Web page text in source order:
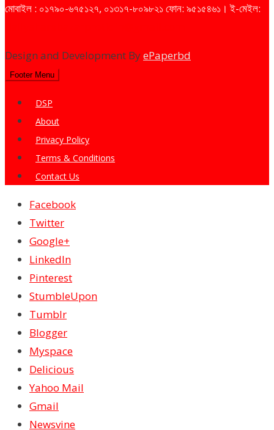
মোবাইল : ০১৭৯০-৬৭৫১২৭, ০১৩১৭-৮০৯৮২১ ফোন: ৯৫১৫৪৬১। ই-মেইল:
Design and Development ByePaperbd
Footer Menu
DSP
About
Privacy Policy
Terms & Conditions
Contact Us
Facebook
Twitter
Google+
LinkedIn
Pinterest
StumbleUpon
Tumblr
Blogger
Myspace
Delicious
Yahoo Mail
Gmail
Newsvine